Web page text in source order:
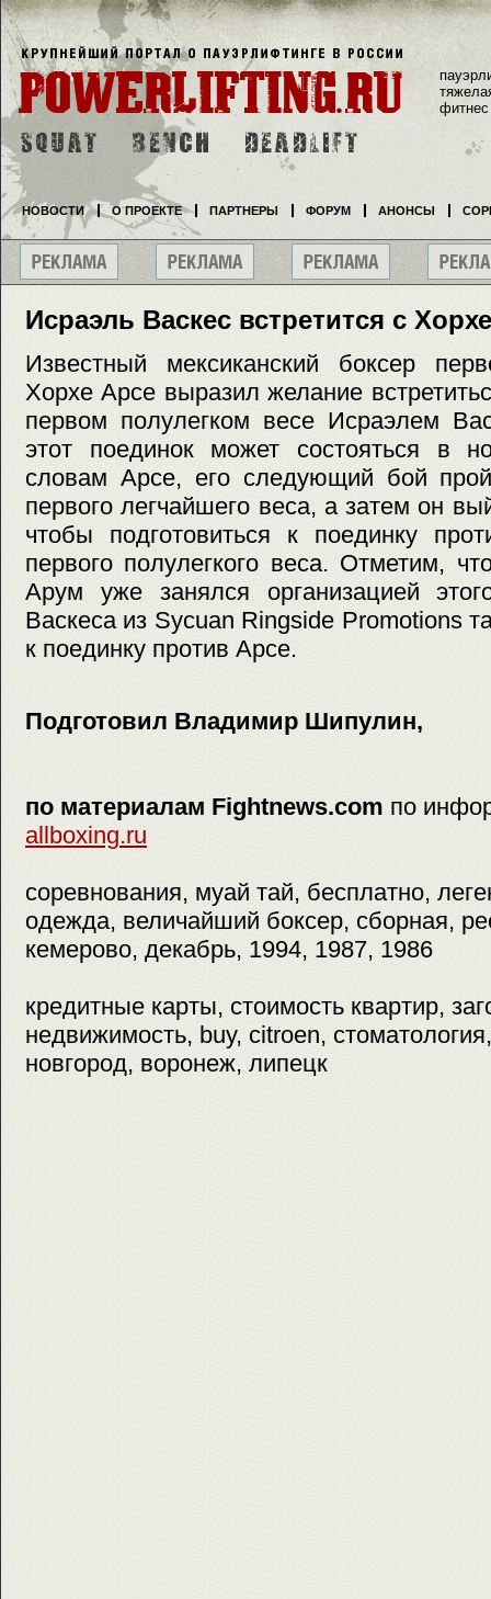
Исраэль Васкес встретится с
Известный мексиканский боксер
Хорхе Арсе выразил желание
первом полулегком весе Исраэлем
этот поединок может состояться в
словам Арсе, его следующий бой
первого легчайшего веса, а затем он
чтобы подготовиться к поединку
первого полулегкого веса. Отметим,
Арум уже занялся организацией
Васкеса из Sycuan Ringside Promotions
к поединку против Арсе.
Подготовил Владимир Шипулин,
по материалам Fightnews.com по
allboxing.ru
соревнования, муай тай, бесплатно,
одежда, величайший боксер, сборная,
кемерово, декабрь, 1994, 1987, 1986
кредитные карты, стоимость квартир,
недвижимость, buy, citroen,
новгород, воронеж, липецк
фитнес
НОВОСТИ О ПРОЕКТЕ ПАРТНЕРЫ ФОРУМ АНОНСЫ